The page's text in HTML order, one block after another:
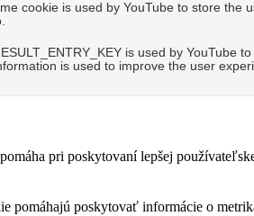
cookie is used by YouTube to store the
is used by YouTube
is used to improve the user
pri poskytovaní lepšej
pomáhajú poskytovať informácie o